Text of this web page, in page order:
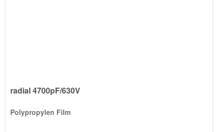
radial 4700pF/630V
Polypropylen Film